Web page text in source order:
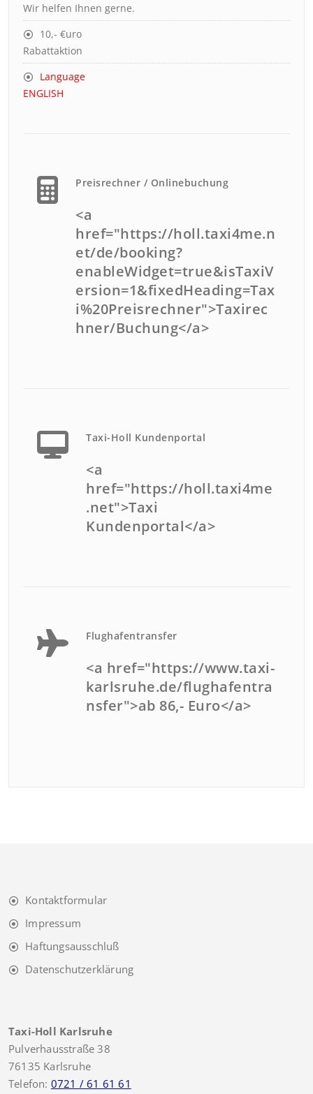
Wir helfen Ihnen gerne.
10,- €uro
Rabattaktion
Language
ENGLISH
Preisrechner / Onlinebuchung
<a
href="https://holl.taxi4me.n
et/de/booking?
enableWidget=true&isTaxiV
ersion=1&fixedHeading=Tax
i%20Preisrechner">Taxirec
hner/Buchung</a>
Taxi-Holl Kundenportal
<a
href="https://holl.taxi4me
.net">Taxi
Kundenportal</a>
Flughafentransfer
<a href="https://www.taxi-
karlsruhe.de/flughafentra
nsfer">ab 86,- Euro</a>
Kontaktformular
Impressum
Haftungsausschluß
Datenschutzerklärung
Taxi-Holl Karlsruhe
Pulverhausstraße 38
76135 Karlsruhe
Telefon: 0721 / 61 61 61